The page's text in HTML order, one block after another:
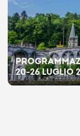
20-26 LUGLIO